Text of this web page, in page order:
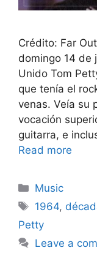
Crédito: Far
domingo 14 de
Unido Tom
que tenía el
venas. Veía su
vocación
guitarra, e
Read more
Categories
Music
Tags
1964,
Petty
Leave a